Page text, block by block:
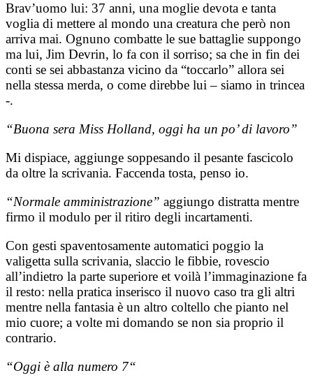
Brav’uomo lui: 37 anni, una moglie devota e tanta
voglia di mettere al mondo una creatura che però non
arriva mai. Ognuno combatte le sue battaglie suppongo
ma lui, Jim Devrin, lo fa con il sorriso; sa che in fin dei
conti se sei abbastanza vicino da “toccarlo” allora sei
nella stessa merda, o come direbbe lui – siamo in trincea
-.
“Buona sera Miss Holland, oggi ha un po’ di lavoro”
Mi dispiace, aggiunge soppesando il pesante fascicolo
da oltre la scrivania. Faccenda tosta, penso io.
“Normale amministrazione” aggiungo distratta mentre
firmo il modulo per il ritiro degli incartamenti.
Con gesti spaventosamente automatici poggio la
valigetta sulla scrivania, slaccio le fibbie, rovescio
all’indietro la parte superiore et voilà l’immaginazione fa
il resto: nella pratica inserisco il nuovo caso tra gli altri
mentre nella fantasia è un altro coltello che pianto nel
mio cuore; a volte mi domando se non sia proprio il
contrario.
“Oggi è alla numero 7“